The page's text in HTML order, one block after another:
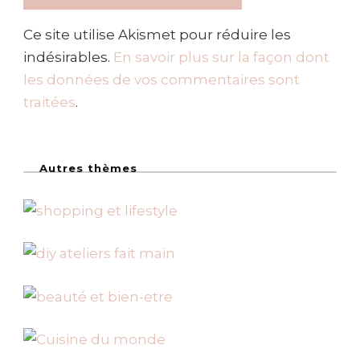
Ce site utilise Akismet pour réduire les
indésirables. En savoir plus sur la façon dont
les données de vos commentaires sont
traitées.
Autres thèmes